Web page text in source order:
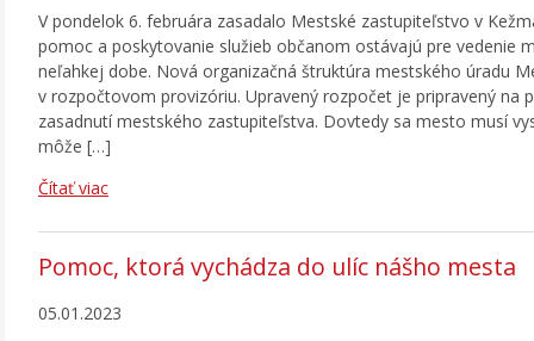
V pondelok 6. februára zasadalo Mestské zastupiteľstvo v
pomoc a poskytovanie služieb občanom ostávajú pre vedenie
neľahkej dobe. Nová organizačná štruktúra mestského úradu
v rozpočtovom provizóriu. Upravený rozpočet je pripravený na
zasadnutí mestského zastupiteľstva. Dovtedy sa mesto musí
môže […]
Čítať viac
Pomoc, ktorá vychádza do ulíc nášho mesta
05.01.2023